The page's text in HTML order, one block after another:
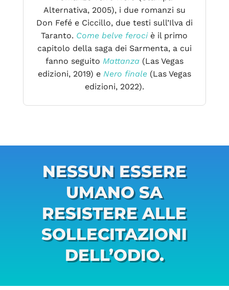
Alternativa, 2005), i due romanzi su
Don Fefé e Ciccillo, due testi sull’Ilva di
Taranto. Come belve ferociè il primo
capitolo della saga dei Sarmenta, a cui
fanno seguito Mattanza(Las Vegas
edizioni, 2019) e Nero finale(Las Vegas
edizioni, 2022).
NESSUN ESSERE
UMANO SA
RESISTERE ALLE
SOLLECITAZIONI
DELL’ODIO.